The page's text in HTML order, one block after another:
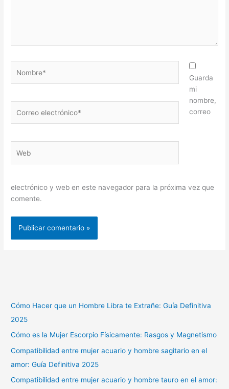
electrónico*
Guarda
mi
nombre,
correo
electrónico y web en este navegador para la próxima vez que
comente.
Cómo Hacer que un Hombre Libra te Extrañe: Guía Definitiva
2025
Cómo es la Mujer Escorpio Físicamente: Rasgos y Magnetismo
Compatibilidad entre mujer acuario y hombre sagitario en el
amor: Guía Definitiva 2025
Compatibilidad entre mujer acuario y hombre tauro en el amor: